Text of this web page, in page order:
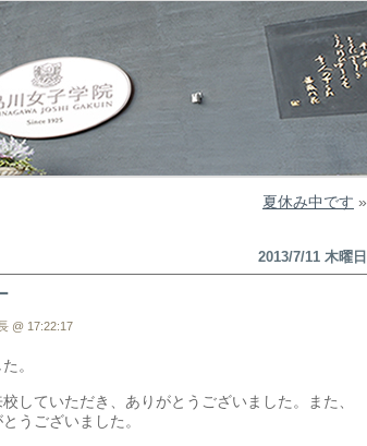
夏休み中です »
2013/7/11 木曜日
@ 17:22:17
。
していただき、ありがとうございました。また、
うございました。